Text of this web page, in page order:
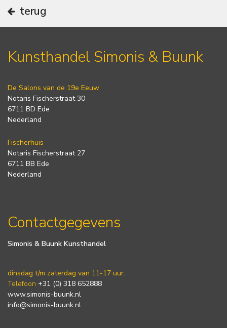
terug
Kunsthandel Simonis & Buunk
De Salons van de 19e Eeuw
Notaris Fischerstraat 30
6711 BD Ede
Nederland
Fischerhuis
Notaris Fischerstraat 27
6711 BB Ede
Nederland
Contactgegevens
Simonis & Buunk Kunsthandel
dinsdag t/m zaterdag van 11-17 uur.
Telefoon +31 (0) 318 652888
www.simonis-buunk.nl
info@simonis-buunk.nl